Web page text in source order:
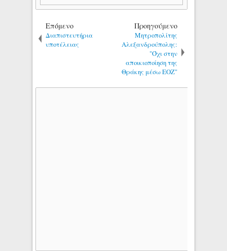
Επόμενο
Διαπιστευτήρια
υποτέλειας
Προηγούμενο
Μητροπολίτης
Αλεξανδρούπολης:
"Όχι στην
αποικιοποίηση της
Θράκης μέσω ΕΟΖ"